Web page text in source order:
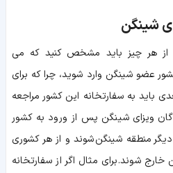
شینگن
از هر چیز باید مشخص کنید که می
عضو شینگن وارد شوید، چرا که برای
باید به سفارتخانه این کشور مراجعه
ویزای شینگن پس از ورود به کشور
منطقه شینگنشوند و از هر کشوری
شوند. برای مثال اگر از سفارتخانه